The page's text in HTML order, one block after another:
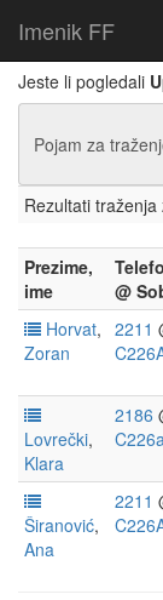
Imenik FF
Jeste li pogledali
Pojam za
Rezultati traženja
Prezime,
ime
@
Horvat,
Zoran
2211
Lovrečki,
Klara
2186
Širanović,
Ana
2211